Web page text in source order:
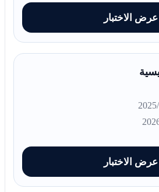
عرض الاختبار
عرض الاختبار